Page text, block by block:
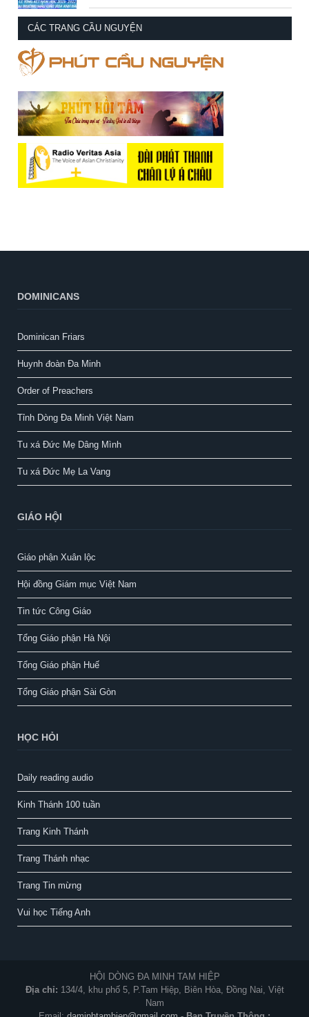
CÁC TRANG CẦU NGUYỆN
DOMINICANS
Dominican Friars
Huynh đoàn Đa Minh
Order of Preachers
Tỉnh Dòng Đa Minh Việt Nam
Tu xá Đức Mẹ Dâng Mình
Tu xá Đức Mẹ La Vang
GIÁO HỘI
Giáo phận Xuân lộc
Hội đồng Giám mục Việt Nam
Tin tức Công Giáo
Tổng Giáo phận Hà Nội
Tổng Giáo phận Huế
Tổng Giáo phận Sài Gòn
HỌC HỎI
Daily reading audio
Kinh Thánh 100 tuần
Trang Kinh Thánh
Trang Thánh nhạc
Trang Tin mừng
Vui học Tiếng Anh
HỘI DÒNG ĐA MINH TAM HIỆP
Địa chỉ: 134/4, khu phố 5, P.Tam Hiệp, Biên Hòa, Đồng Nai, Việt
Nam